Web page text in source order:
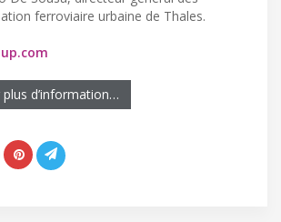
ferroviaire urbaine de Thales.
d’information…